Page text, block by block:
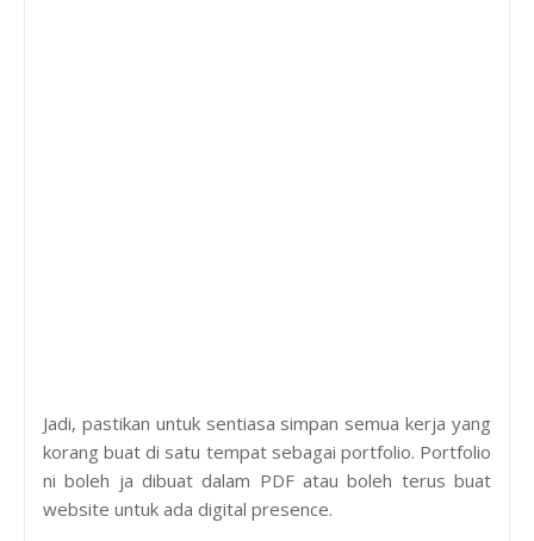
Jadi, pastikan untuk sentiasa simpan semua kerja yang
korang buat di satu tempat sebagai portfolio. Portfolio
ni boleh ja dibuat dalam PDF atau boleh terus buat
website untuk ada digital presence.